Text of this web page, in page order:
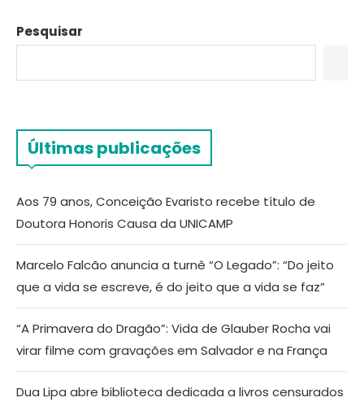
Pesquisar
Últimas publicações
Aos 79 anos, Conceição Evaristo recebe título de
Doutora Honoris Causa da UNICAMP
Marcelo Falcão anuncia a turnê “O Legado”: “Do jeito
que a vida se escreve, é do jeito que a vida se faz”
“A Primavera do Dragão”: Vida de Glauber Rocha vai
virar filme com gravações em Salvador e na França
Dua Lipa abre biblioteca dedicada a livros censurados